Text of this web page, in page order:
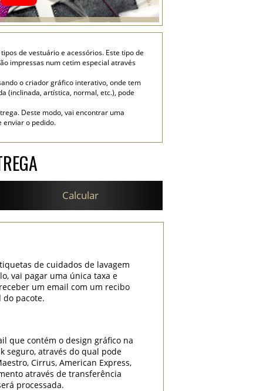
de vestuário e acessórios. Este tipo de
impressas num cetim especial através
o criador gráfico interativo, onde tem
(inclinada, artística, normal, etc.), pode
Deste modo, vai encontrar uma
enviar o pedido.
Calcular
de cuidados de lavagem
vai pagar uma única taxa e
um email com um recibo
pacote.
que contém o design gráfico na
seguro, através do qual pode
Cirrus, American Express,
através de transferência
processada.